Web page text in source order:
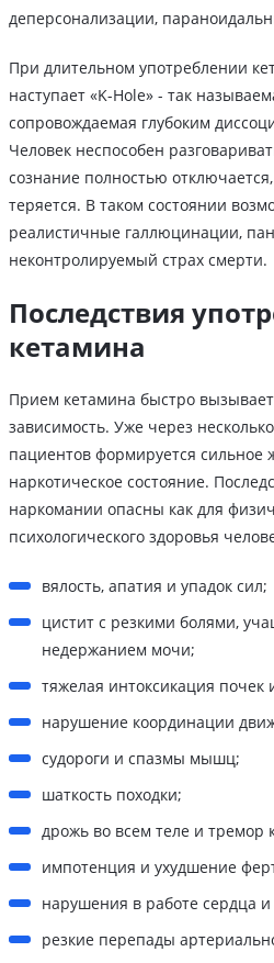
деперсонализации,
При длительном употреблении
наступает «K-Hole» - так
сопровождаемая глубоким
Человек неспособен
сознание полностью
теряется. В таком состоянии
реалистичные галлюцинации,
неконтролируемый страх смерти.
Последствия
кетамина
Прием кетамина быстро
зависимость. Уже через
пациентов формируется сильное
наркотическое состояние.
наркомании опасны как для
психологического здоровья
вялость, апатия и упадок сил;
цистит с резкими болями,
недержанием мочи;
тяжелая интоксикация почек
нарушение координации
судороги и спазмы мышц;
шаткость походки;
дрожь во всем теле и тремор
импотенция и ухудшение
нарушения в работе сердца и
резкие перепады